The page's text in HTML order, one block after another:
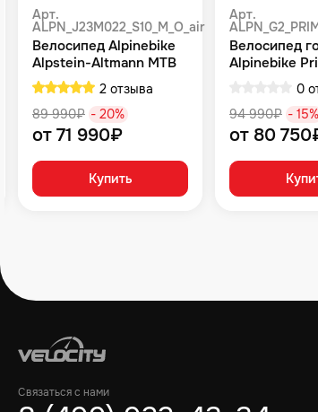
Арт.
ALPN_J23M022_S10_M_O_air
Велосипед Alpinebike
Alpstein-Altmann MTB
10 air цвет оливковый
2 отзыва
89 990₽ - 20%
от 71 990₽
Купить
Арт.
Велосипед
Alpinebike
туманный0
94 990₽ - 15%
от 80
Связаться с нами